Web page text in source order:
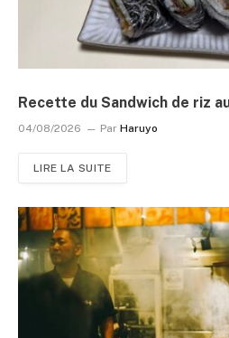
Recette du Sandwich de riz
04/08/2026 Par Haruyo
LIRE LA SUITE